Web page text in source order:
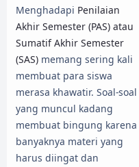
Menghadapi Penilaian
Akhir Semester (PAS) atau
Sumatif Akhir Semester
(SAS) memang sering kali
membuat para siswa
merasa khawatir. Soal-soal
yang muncul kadang
membuat bingung karena
banyaknya materi yang
harus diingat dan